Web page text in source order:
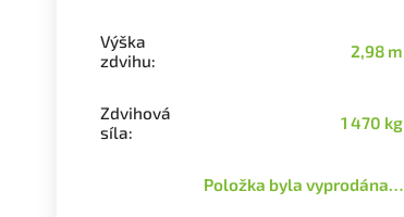
Výška
zdvihu: 2,98 m
Zdvihová
síla: 1 470 kg
Položka byla vyprodána…